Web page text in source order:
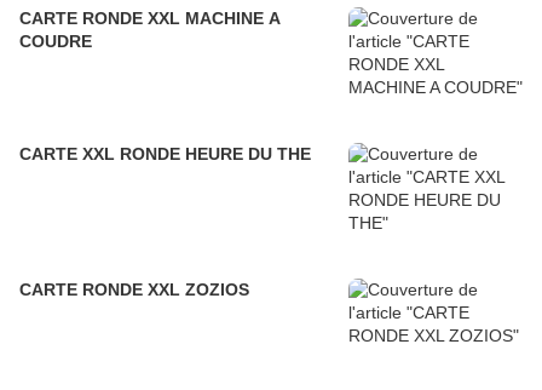
CARTE RONDE XXL MACHINE A
COUDRE
CARTE XXL RONDE HEURE DU THE
CARTE RONDE XXL ZOZIOS